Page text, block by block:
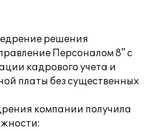
решения
Персоналом 8" с
кадрового учета и
платы без существенных
компании получила